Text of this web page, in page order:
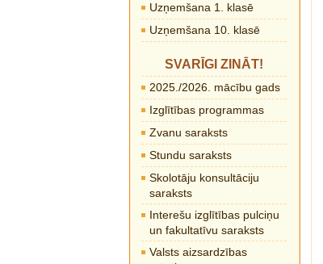
Uzņemšana 1. klasē
Uzņemšana 10. klasē
SVARĪGI ZINĀT!
2025./2026. mācību gads
Izglītības programmas
Zvanu saraksts
Stundu saraksts
Skolotāju konsultāciju
saraksts
Interešu izglītības pulciņu
un fakultatīvu saraksts
Valsts aizsardzības